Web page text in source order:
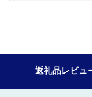
返礼品レビュ